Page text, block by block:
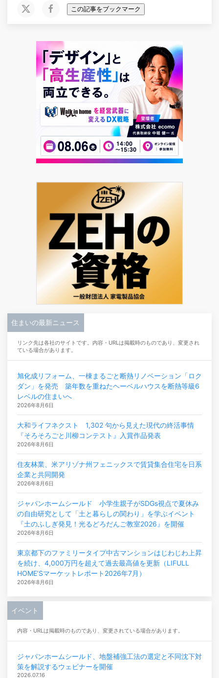
この記事をブックマーク
住まいの最新ニュース
リンク先は各社のサイトです。内容・URLは掲載時のものであり、変更され
ている場合があります。
旭化成リフォーム、一棟まるごと断熱リノベーション「ロク
ダン」を発売 築年数を重ねたヘーベルハウスを断熱等級6
レベルの住まいへ
2026年8月6日
大和ライフネクスト 1,302 句から見えた現代の終活事情
『そろそろごと川柳コンテスト』入賞作品発表
2026年8月6日
住友林業、米アリゾナ州フェニックスで賃貸集合住宅を日系
企業と共同開発
2026年8月6日
ジャパンホームシールド 小学生親子がSDGs視点で夏休み
の自由研究として「土と暮らしの関わり」を学ぶイベント
『土のふしぎ発見！光るどろだんご教室2026』を開催
2026年8月6日
東京都下のファミリータイプ中古マンションはじわじわ上昇
を続け、4,000万円を超えて過去最高値を更新（LIFULL
HOME’Sマーケットレポート2026年7月）
2026年8月6日
イベント
内容・URLは掲載時のものであり、変更されている場合があります。
ジャパンホームシールド、地盤補強工法の選定と不同沈下対
策を解説するウェビナーを開催
2026.07.16